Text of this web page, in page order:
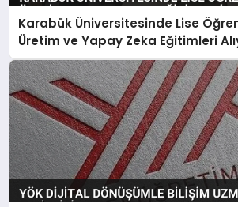
Karabük Üniversitesinde Lise
Üretim ve Yapay Zeka Eğitimleri